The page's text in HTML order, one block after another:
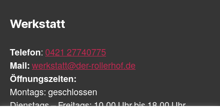
Werkstatt
Telefon: 0421 27740775
Mail: werkstatt@der-rollerhof.de
Öffnungszeiten:
Montags: geschlossen